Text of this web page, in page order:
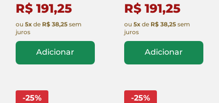
R$ 191,25
ou 5x de R$ 38,25 sem
juros
Adicionar
R$ 191,25
ou 5x de R$ 38,25 sem
juros
Adicionar
-25% -25%